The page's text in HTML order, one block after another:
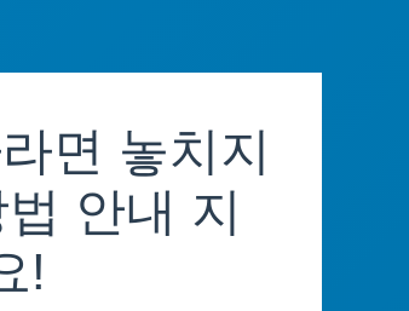
면 놓치지
안내 지
!